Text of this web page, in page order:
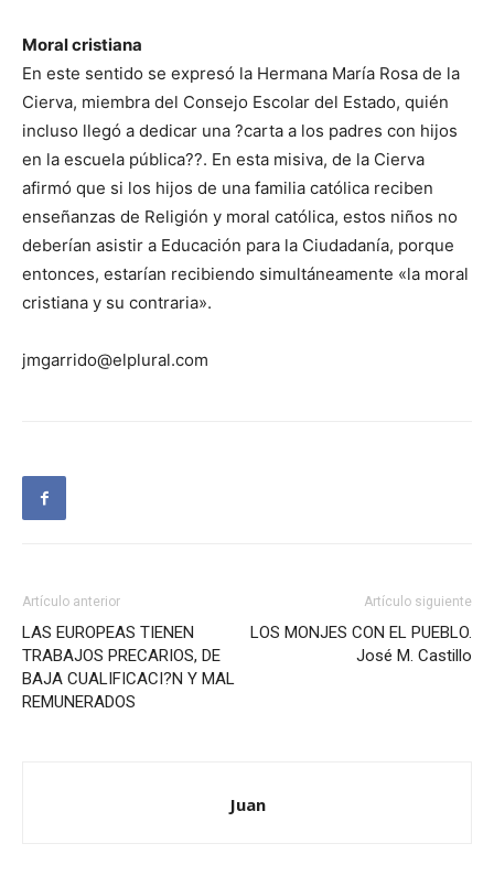
Moral cristiana
En este sentido se expresó la Hermana María Rosa de la
Cierva, miembra del Consejo Escolar del Estado, quién
incluso llegó a dedicar una ?carta a los padres con hijos
en la escuela pública??. En esta misiva, de la Cierva
afirmó que si los hijos de una familia católica reciben
enseñanzas de Religión y moral católica, estos niños no
deberían asistir a Educación para la Ciudadanía, porque
entonces, estarían recibiendo simultáneamente «la moral
cristiana y su contraria».
jmgarrido@elplural.com
Artículo anterior
LAS EUROPEAS TIENEN
TRABAJOS PRECARIOS, DE
BAJA CUALIFICACI?N Y MAL
REMUNERADOS
Artículo siguiente
LOS MONJES CON EL PUEBLO.
José M. Castillo
Juan